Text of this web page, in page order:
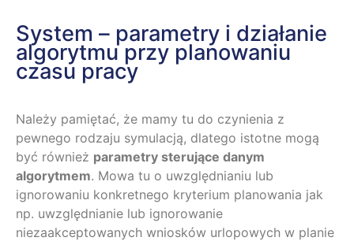
System – parametry i działanie
algorytmu przy planowaniu
czasu pracy
Należy pamiętać, że mamy tu do czynienia z
pewnego rodzaju symulacją, dlatego istotne mogą
być również parametry sterujące danym
algorytmem. Mowa tu o uwzględnianiu lub
ignorowaniu konkretnego kryterium planowania jak
np. uwzględnianie lub ignorowanie
niezaakceptowanych wniosków urlopowych w planie